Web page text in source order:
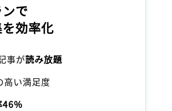
で
効率化
事が読み放題
高い満足度
46%